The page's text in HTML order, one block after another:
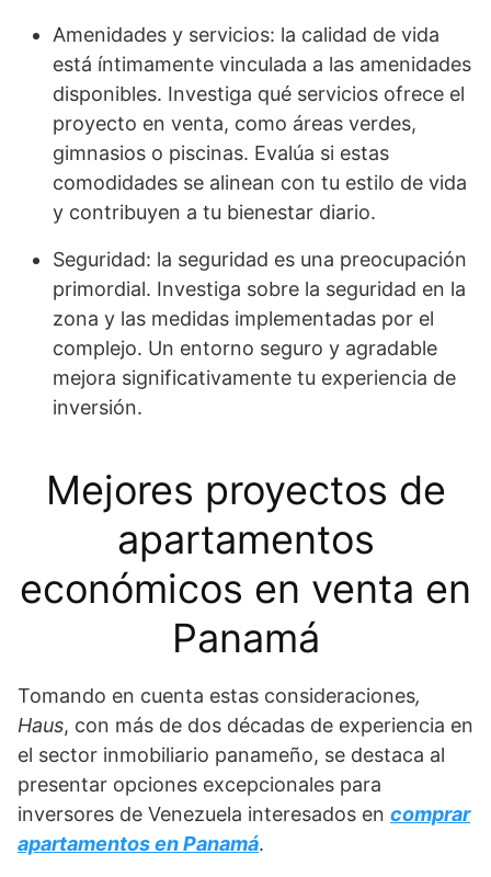
Amenidades y servicios: la calidad de vida
está íntimamente vinculada a las amenidades
disponibles. Investiga qué servicios ofrece el
proyecto en venta, como áreas verdes,
gimnasios o piscinas. Evalúa si estas
comodidades se alinean con tu estilo de vida
y contribuyen a tu bienestar diario.
Seguridad: la seguridad es una preocupación
primordial. Investiga sobre la seguridad en la
zona y las medidas implementadas por el
complejo. Un entorno seguro y agradable
mejora significativamente tu experiencia de
inversión.
Mejores proyectos de
apartamentos
económicos en venta en
Panamá
Tomando en cuenta estas consideraciones,
Haus, con más de dos décadas de experiencia en
el sector inmobiliario panameño, se destaca al
presentar opciones excepcionales para
inversores de Venezuela interesados en comprar
apartamentos en Panamá.